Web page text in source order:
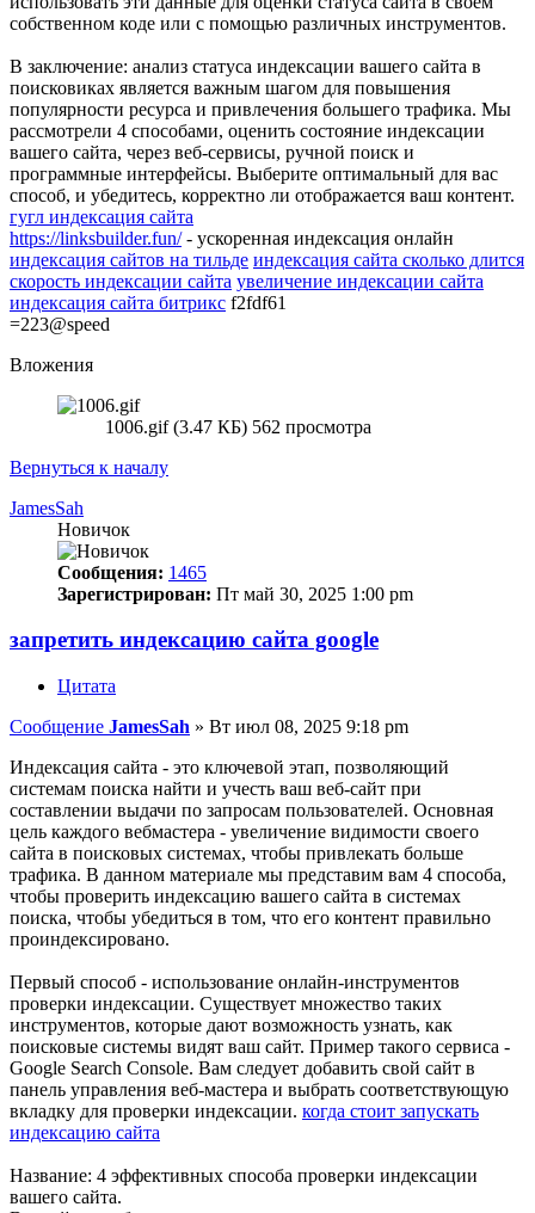
собственном коде или с помощью различных инструментов.
В заключение: анализ статуса индексации вашего сайта в
поисковиках является важным шагом для повышения
популярности ресурса и привлечения большего трафика. Мы
рассмотрели 4 способами, оценить состояние индексации
вашего сайта, через веб-сервисы, ручной поиск и
программные интерфейсы. Выберите оптимальный для вас
способ, и убедитесь, корректно ли отображается ваш контент.
гугл индексация сайта
https://linksbuilder.fun/- ускоренная индексация онлайн
индексация сайтов на тильде индексация сайта сколько длится
скорость индексации сайта увеличение индексации сайта
индексация сайта битрикс f2fdf61
=223@speed
Вложения
1006.gif (3.47 КБ) 562 просмотра
Вернуться к началу
JamesSah
Новичок
Сообщения: 1465
Зарегистрирован: Пт май 30, 2025 1:00 pm
запретить индексацию сайта google
Цитата
Сообщение JamesSah » Вт июл 08, 2025 9:18 pm
Индексация сайта - это ключевой этап, позволяющий
системам поиска найти и учесть ваш веб-сайт при
составлении выдачи по запросам пользователей. Основная
цель каждого вебмастера - увеличение видимости своего
сайта в поисковых системах, чтобы привлекать больше
трафика. В данном материале мы представим вам 4 способа,
чтобы проверить индексацию вашего сайта в системах
поиска, чтобы убедиться в том, что его контент правильно
проиндексировано.
Первый способ - использование онлайн-инструментов
проверки индексации. Существует множество таких
инструментов, которые дают возможность узнать, как
поисковые системы видят ваш сайт. Пример такого сервиса -
Google Search Console. Вам следует добавить свой сайт в
панель управления веб-мастера и выбрать соответствующую
вкладку для проверки индексации. когда стоит запускать
индексацию сайта
Название: 4 эффективных способа проверки индексации
вашего сайта.